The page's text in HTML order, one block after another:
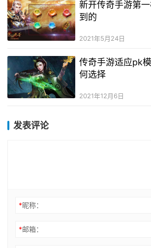
新开传奇手游第
到的
2021年5月24日
传奇手游适应pk
何选择
2021年12月6日
发表评论
*昵称：
*邮箱：